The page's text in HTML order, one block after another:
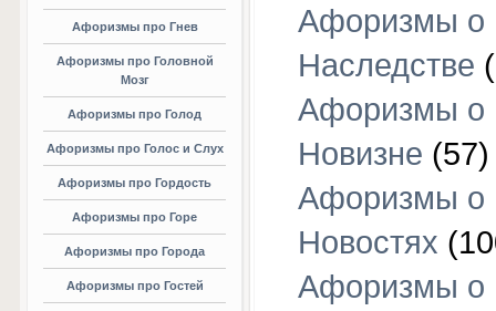
Афоризмы про Гнев
Афоризмы про Головной
Мозг
Афоризмы про Голод
Афоризмы про Голос и Слух
Афоризмы про Гордость
Афоризмы про Горе
Афоризмы про Города
Афоризмы про Гостей
Афоризмы о
Наследстве
Афоризмы о
Новизне (57)
Афоризмы о
Новостях
Афоризмы о